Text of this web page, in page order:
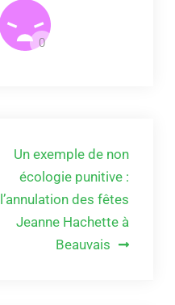
Un exemple de non
écologie punitive :
l’annulation des fêtes
Jeanne Hachette à
Beauvais